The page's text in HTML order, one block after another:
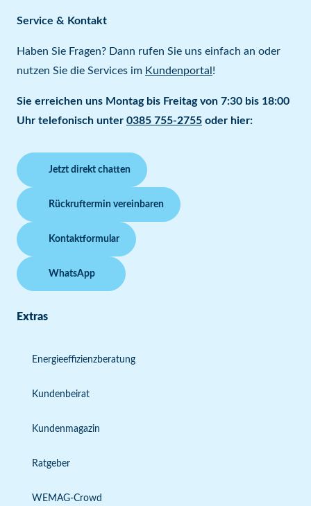
Service & Kontakt
Haben Sie Fragen? Dann rufen Sie uns einfach an oder
nutzen Sie die Services im Kundenportal !
Sie erreichen uns Montag bis Freitag von 7:30 bis 18:00
Uhr telefonisch unter 0385 755-2755 oder hier:
Jetzt direkt chatten
Rückruftermin vereinbaren
Kontaktformular
WhatsApp
Extras
Energieeffizienzberatung
Kundenbeirat
Kundenmagazin
Ratgeber
WEMAG-Crowd